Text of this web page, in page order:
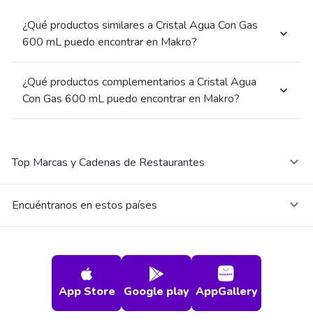
¿Qué productos similares a Cristal Agua Con Gas
600 mL puedo encontrar en Makro?
¿Qué productos complementarios a Cristal Agua
Con Gas 600 mL puedo encontrar en Makro?
Top Marcas y Cadenas de Restaurantes
Encuéntranos en estos países
App Store Google play AppGallery